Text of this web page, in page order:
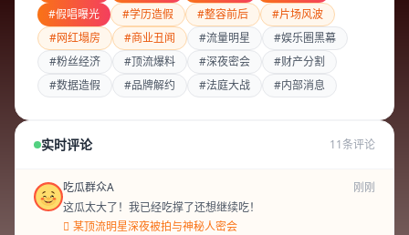
#假唱曝光
#学历造假 #整容前后
#片场风波
#网红塌房
#商业丑闻 #流量明星
#娱乐圈黑幕
#粉丝经济
#顶流爆料 #深夜密会
#财产分割
#数据造假
#品牌解约 #法庭大战 #内部消息
实时评论 11条评论
吃瓜群众A
刚刚
这瓜太大了！我已经吃撑了还想继续吃！
某顶流明星深夜被拍与神秘人密会